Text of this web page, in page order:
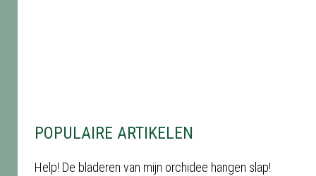
POPULAIRE ARTIKELEN
Help! De bladeren van mijn orchidee hangen slap!